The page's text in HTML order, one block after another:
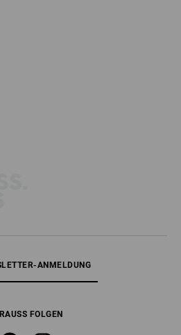
ANMELDUNG
FOLGEN